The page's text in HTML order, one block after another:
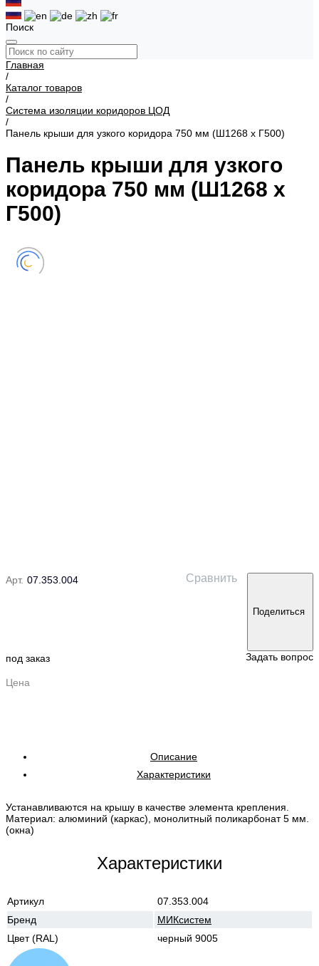
Поиск
Главная
/
Каталог товаров
/
Система изоляции коридоров ЦОД
/
Панель крыши для узкого коридора 750 мм (Ш1268 х Г500)
Панель крыши для узкого
коридора 750 мм (Ш1268 х
Г500)
Арт. 07.353.004 Сравнить
Поделиться
под заказ Задать вопрос
Цена
Описание
Характеристики
Устанавливаются на крышу в качестве элемента крепления.
Материал: алюминий (каркас), монолитный поликарбонат 5 мм.
(окна)
Характеристики
Артикул
07.353.004
Бренд
МИКсистем
Цвет (RAL)
черный 9005